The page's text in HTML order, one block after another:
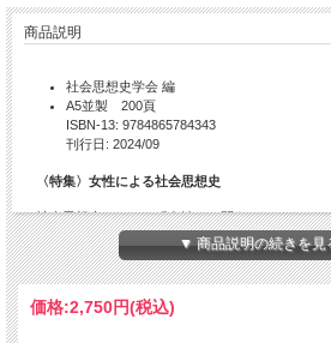
商品説明
社会思想史学会 編
A5並製 200頁
ISBN-13: 9784865784343
刊行日: 2024/09
〈特集〉女性による社会思想史
社会思想史における「女性」を問う
何故「女性」による社会思想史なのか。本特集
会第48回（2023年度）シンポジウム「女性によ
その中でも繰り返し指摘されたことである。確
ズの視点を踏まえ、「女性」という枠組み自体を
▼ 商品説明の続きを
価格:2,750円(税込)